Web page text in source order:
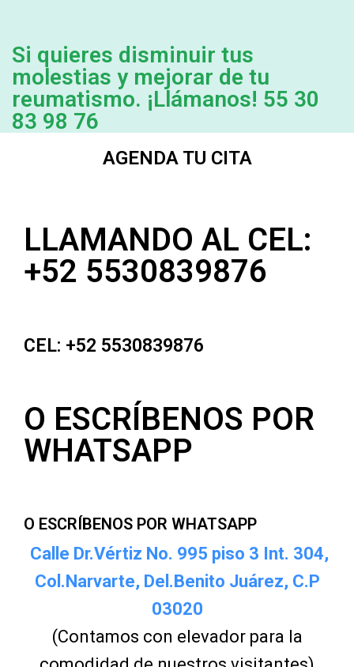
Si quieres disminuir tus
molestias y mejorar de tu
reumatismo. ¡Llámanos! 55 30
83 98 76
AGENDA TU CITA
LLAMANDO AL CEL:
+52 5530839876
CEL: +52 5530839876
O ESCRÍBENOS POR
WHATSAPP
O ESCRÍBENOS POR WHATSAPP
Calle Dr.Vértiz No. 995 piso 3 Int. 304,
Col.Narvarte, Del.Benito Juárez, C.P
03020
(Contamos con elevador para la